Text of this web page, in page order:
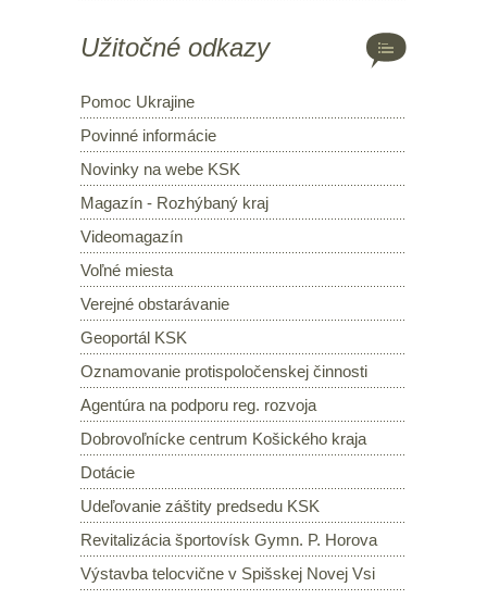
Užitočné odkazy
Pomoc Ukrajine
Povinné informácie
Novinky na webe KSK
Magazín - Rozhýbaný kraj
Videomagazín
Voľné miesta
Verejné obstarávanie
Geoportál KSK
Oznamovanie protispoločenskej činnosti
Agentúra na podporu reg. rozvoja
Dobrovoľnícke centrum Košického kraja
Dotácie
Udeľovanie záštity predsedu KSK
Revitalizácia športovísk Gymn. P. Horova
Výstavba telocvične v Spišskej Novej Vsi